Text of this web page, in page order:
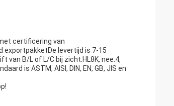
certificering van
exportpakketDe levertijd is 7-15
van B/L of L/C bij zicht.HL8K, nee.4,
is ASTM, AISI, DIN, EN, GB, JIS en